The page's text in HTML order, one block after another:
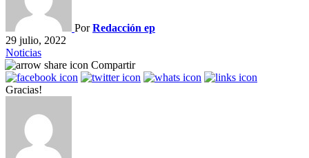
PorRedacción ep
29 julio, 2022
Noticias
Compartir
Gracias!